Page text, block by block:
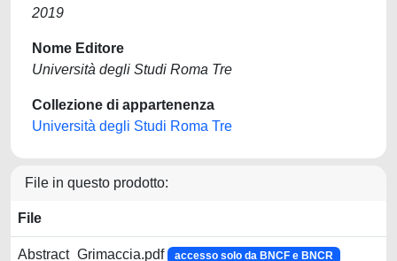
2019
Nome Editore
Università degli Studi Roma Tre
Collezione di appartenenza
Università degli Studi Roma Tre
File in questo prodotto:
File
Abstract_Grimaccia.pdf accesso solo da BNCF e BNCR